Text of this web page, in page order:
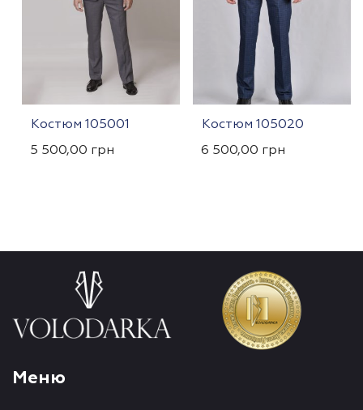
Костюм 105001
5 500,00 грн
Костюм 105020
6 500,00 грн
Меню